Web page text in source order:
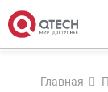
Главная